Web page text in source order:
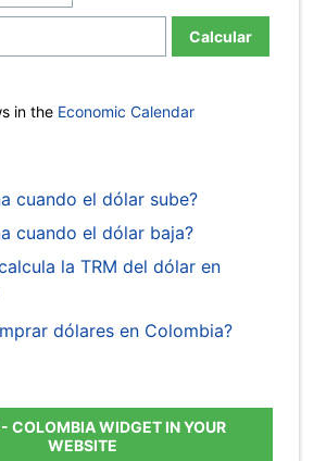
Calcular
in the Economic Calendar
cuando el dólar sube?
cuando el dólar baja?
la TRM del dólar en
dólares en Colombia?
COLOMBIA WIDGET IN YOUR
WEBSITE